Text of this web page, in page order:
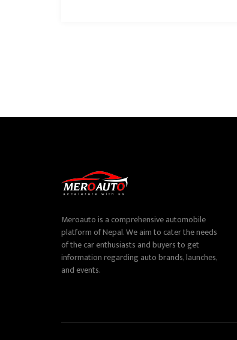
Meroauto is a comprehensive automobile
platform of Nepal. We aim to cater the needs
of the car enthusiasts and buyers to get
information regarding auto brands, launches,
and events.